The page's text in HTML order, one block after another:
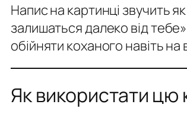
Напис на картинці звучить
залишаться далеко від
обійняти коханого навіть на
Як використати цю